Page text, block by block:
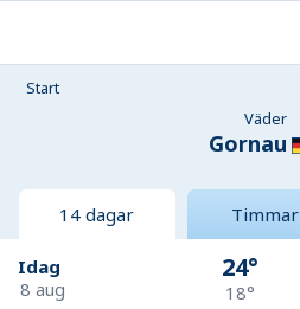
Start
Väder
Gornau
14 dagar Timmar
Idag
8 aug
24°
18°